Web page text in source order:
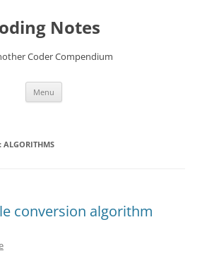
Notes
Coder Compendium
Menu
ALGORITHMS
conversion algorithm